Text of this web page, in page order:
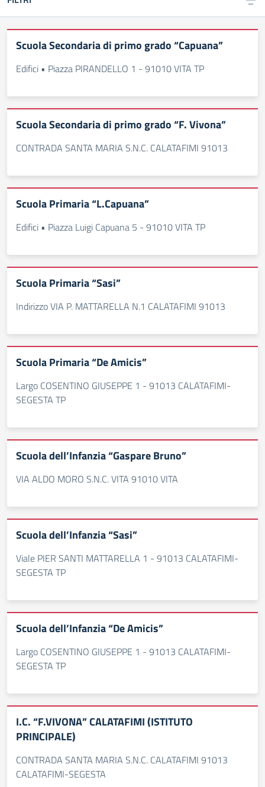
Scuola Secondaria di primo grado “Capuana”
Edifici • Piazza PIRANDELLO 1 - 91010 VITA TP
Scuola Secondaria di primo grado “F. Vivona”
CONTRADA SANTA MARIA S.N.C. CALATAFIMI 91013
Scuola Primaria “L.Capuana”
Edifici • Piazza Luigi Capuana 5 - 91010 VITA TP
Scuola Primaria “Sasi”
Indirizzo VIA P. MATTARELLA N.1 CALATAFIMI 91013
Scuola Primaria “De Amicis”
Largo COSENTINO GIUSEPPE 1 - 91013 CALATAFIMI-
SEGESTA TP
Scuola dell’Infanzia “Gaspare Bruno”
VIA ALDO MORO S.N.C. VITA 91010 VITA
Scuola dell’Infanzia “Sasi”
Viale PIER SANTI MATTARELLA 1 - 91013 CALATAFIMI-
SEGESTA TP
Scuola dell’Infanzia “De Amicis”
Largo COSENTINO GIUSEPPE 1 - 91013 CALATAFIMI-
SEGESTA TP
I.C. “F.VIVONA” CALATAFIMI (ISTITUTO
PRINCIPALE)
CONTRADA SANTA MARIA S.N.C. CALATAFIMI 91013
CALATAFIMI-SEGESTA